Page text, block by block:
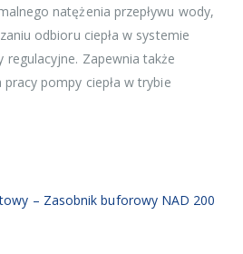
natężenia przepływu wody,
odbioru ciepła w systemie
regulacyjne. Zapewnia także
pompy ciepła w trybie
– Zasobnik buforowy NAD 200